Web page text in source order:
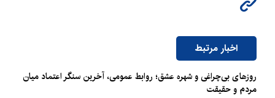
اخبار مرتبط
روزهای بی‌چراغی و شهره عشق؛ روابط عمومی، آخرین سنگر اعتماد میان
مردم و حقیقت